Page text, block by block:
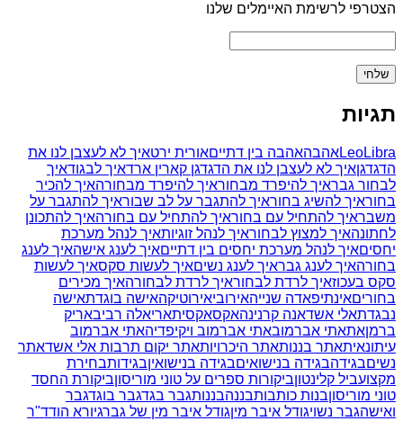
הצטרפי לרשימת האיימלים שלנו
תגיות
LeoLibra אהבהאהבה בין דתייםאורית ירטאיך לא לעצבן לנו את
הדגדגןאיך לא לעצבן לנו את הדגדגן קארין ארדאיך לבגודאיך
לבחור גבראיך להיפרד מבחוראיך להיפרד מבחורהאיך להכיר
בחוראיך להשיג בחוראיך להתגבר על לב שבוראיך להתגבר על
משבראיך להתחיל עם בחוראיך להתחיל עם בחורהאיך להתכונן
לחתונהאיך למצוץ לבחוראיך לנהל זוגיותאיך לנהל מערכת
יחסיםאיך לנהל מערכת יחסים בין דתייםאיך לענג אישהאיך לענג
בחורהאיך לענג גבראיך לענג נשיםאיך לעשות סקסאיך לעשות
סקס בעכוזאיך לרדת לבחוראיך לרדת לבחורהאיך מכירים
בחוריםאינתיפאדה שנייהאירוביאירוטיקהאישה בוגדתאישה
נבגדתאלי אשדאנה קרנינהאקסאקסיתאריאלה רביבאריק
ברמןאתאתי אברמובאתי אברמוב ויקיפדיהאתי אברמוב
עיתונאיתאתר בננותאתר היכרויותאתר יקום תרבות אלי אשדאתר
נשיםבגידהבגידה בנישואיםבגידה בנישואיןבגידותבחירת
מקצועביל קלינטוןביקורות ספרים על טוני מוריסוןביקורת החסד
טוני מוריסוןבנות כותבותבננהבננותגבר בגדגבר בוגדגבר
ואישהגבר נשויגודל איבר מיןגודל איבר מין של גברגיורא הודד"ר